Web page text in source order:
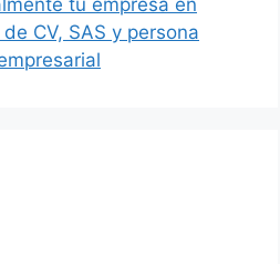
CV, SAS y persona